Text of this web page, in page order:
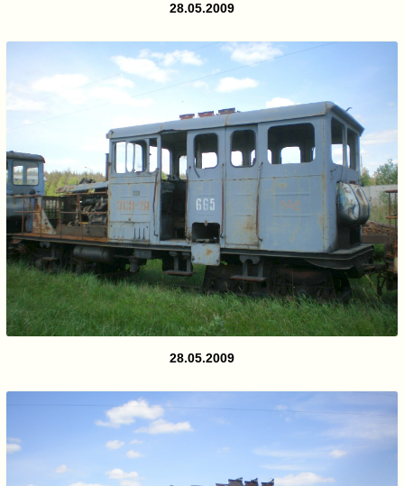
28.05.2009
28.05.2009